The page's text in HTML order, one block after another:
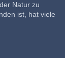
Natur zu
ist, hat viele